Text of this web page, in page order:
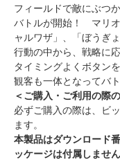
フィールドで敵にぶつ
バトルが開始！ マリ
ャルワザ」、「ぼうぎ
行動の中から、戦略に
タイミングよくボタン
観客も一体となってバ
＜ご購入・ご利用の際
必ずご購入の際は、ビ
ます。
本製品はダウンロード
ッケージは付属しません